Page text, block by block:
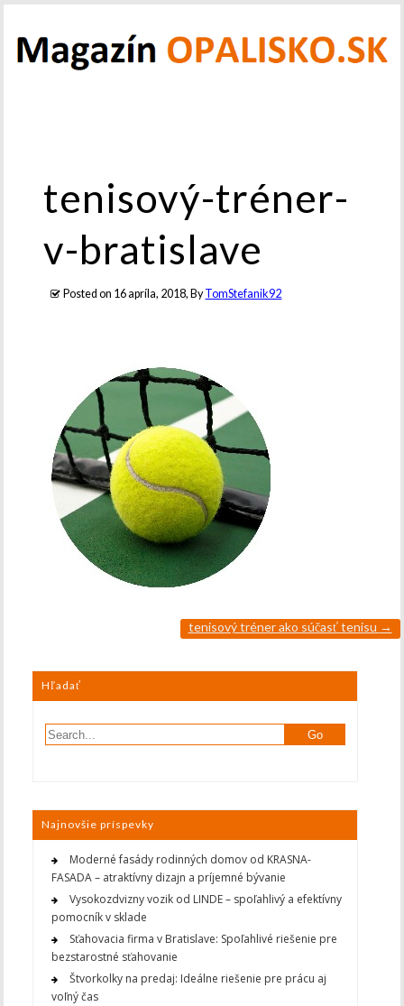
tenisový-tréner-
v-bratislave
Posted on 16 apríla, 2018, ByTomStefanik92
tenisový tréner ako súčasť tenisu →
Hľadať
Najnovšie príspevky
Moderné fasády rodinných domov od KRASNA-
FASADA – atraktívny dizajn a príjemné bývanie
Vysokozdvizny vozik od LINDE – spoľahlivý a efektívny
pomocník v sklade
Sťahovacia firma v Bratislave: Spoľahlivé riešenie pre
bezstarostné sťahovanie
Štvorkolky na predaj: Ideálne riešenie pre prácu aj
voľný čas